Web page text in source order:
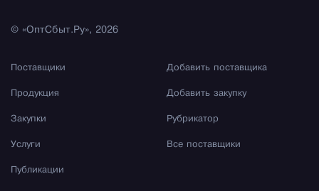
© «ОптСбыт.Ру», 2026
Поставщики
Продукция
Закупки
Услуги
Публикации
Добавить поставщика
Добавить закупку
Рубрикатор
Все поставщики